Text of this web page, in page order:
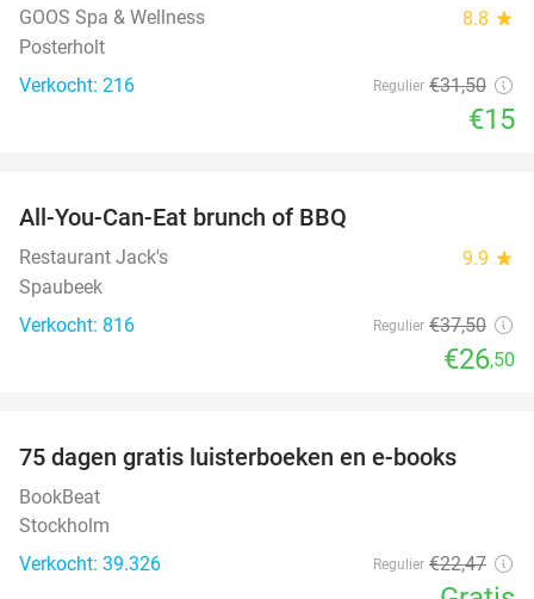
GOOS Spa & Wellness 8.8 star
Posterholt
Verkocht: 216
Regulier €31,50
€15
All-You-Can-Eat brunch of BBQ
Restaurant Jack's 9.9 star
Spaubeek
Verkocht: 816
Regulier €37,50
€26,50
75 dagen gratis luisterboeken en e-books
BookBeat
Stockholm
Verkocht: 39.326
Regulier €22,47